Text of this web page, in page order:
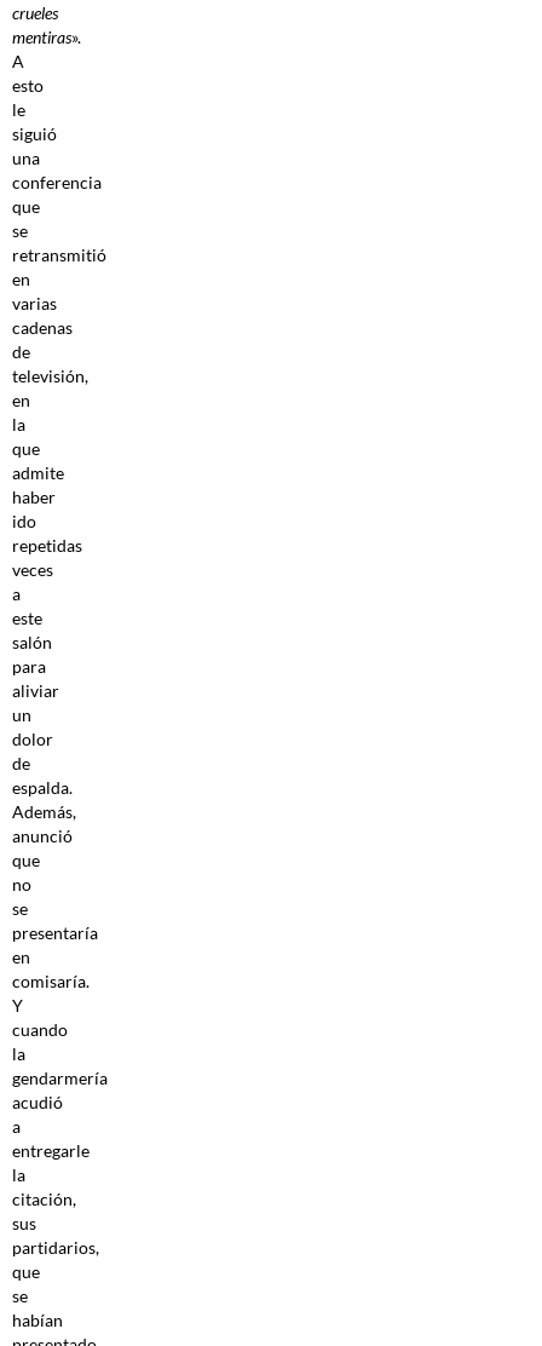
crueles
mentiras».
A
esto
le
siguió
una
conferencia
que
se
retransmitió
en
varias
cadenas
de
televisión,
en
la
que
admite
haber
ido
repetidas
veces
a
este
salón
para
aliviar
un
dolor
de
espalda.
Además,
anunció
que
no
se
presentaría
en
comisaría.
Y
cuando
la
gendarmería
acudió
a
entregarle
la
citación,
sus
partidarios,
que
se
habían